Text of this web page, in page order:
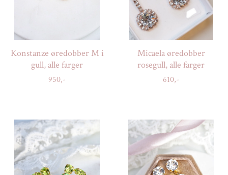
Konstanze øredobber M i
gull, alle farger
950,-
Micaela øredobber
rosegull, alle farger
610,-